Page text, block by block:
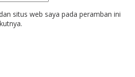
situs web saya pada peramban ini